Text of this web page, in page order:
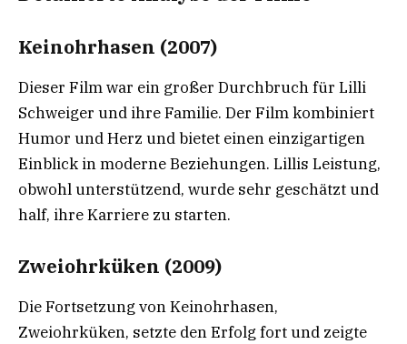
Keinohrhasen (2007)
Dieser Film war ein großer Durchbruch für Lilli
Schweiger und ihre Familie. Der Film kombiniert
Humor und Herz und bietet einen einzigartigen
Einblick in moderne Beziehungen. Lillis Leistung,
obwohl unterstützend, wurde sehr geschätzt und
half, ihre Karriere zu starten.
Zweiohrküken (2009)
Die Fortsetzung von Keinohrhasen,
Zweiohrküken, setzte den Erfolg fort und zeigte